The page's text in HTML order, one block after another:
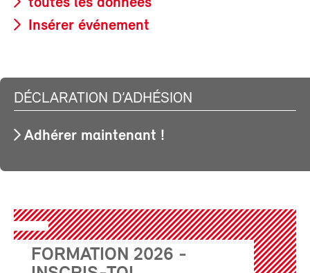
Insérer événement
DÉCLARATION D’ADHÉSION
Adhérer maintenant !
FORMATION 2026 -